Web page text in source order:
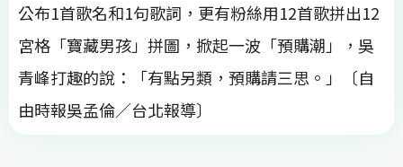
公布1首歌名和1句歌詞，更有粉絲用12首歌拼出12
宮格「寶藏男孩」拼圖，掀起一波「預購潮」，吳
青峰打趣的說：「有點另類，預購請三思。」〔自
由時報吳孟倫／台北報導〕